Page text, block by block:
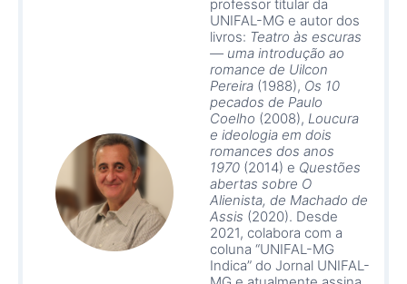
professor titular da
UNIFAL-MG e autor dos
livros: Teatro às escuras
— uma introdução ao
romance de Uilcon
Pereira (1988), Os 10
pecados de Paulo
Coelho (2008), Loucura
e ideologia em dois
romances dos anos
1970 (2014) e Questões
abertas sobre O
Alienista, de Machado de
Assis (2020). Desde
2021, colabora com a
coluna “UNIFAL-MG
Indica” do Jornal UNIFAL-